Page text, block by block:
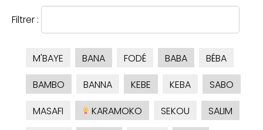
Filtrer :
M'BAYE BANA FODÉ BABA
BÉBA
BAMBO
BANNA KEBE KEBA
SABO
MASAFI
KARAMOKO SEKOU
SALIM